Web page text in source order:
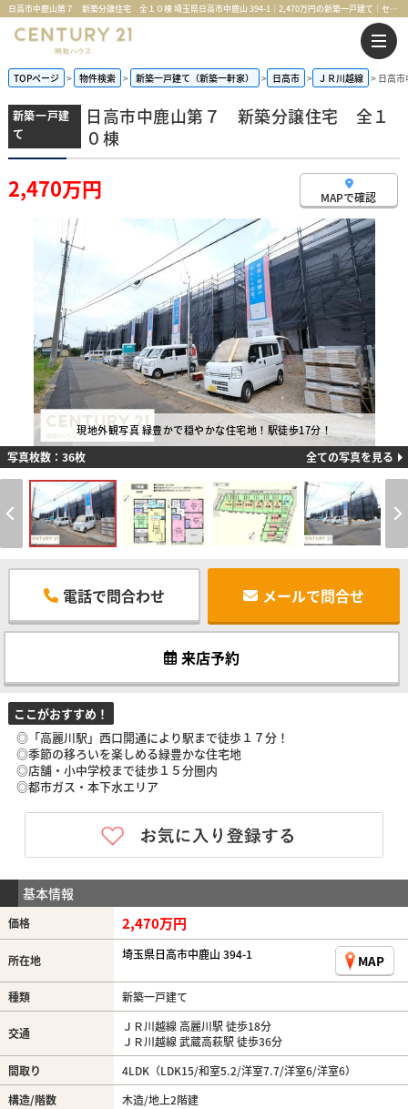
日高市中鹿山第７ 新築分譲住宅 全１０棟 埼玉県日高市中鹿山 394-1｜2,470万円の新築一戸建て｜センチュリー21明和ハウス
TOPページ 物件検索 新築一戸建て（新築一軒家） 日高市 ＪＲ川越線 日高
新築一戸建
て
日高市中鹿山第７ 新築分譲住宅 全１
０棟
2,470万円 MAPで確認
現地外観写真 緑豊かで穏やかな住宅地！駅徒歩17分！
写真枚数：36枚 全ての写真を見る
電話で問合わせ メールで問合せ
来店予約
ここがおすすめ！
◎「高麗川駅」西口開通により駅まで徒歩１７分！
◎季節の移ろいを楽しめる緑豊かな住宅地
◎店舗・小中学校まで徒歩１５分圏内
◎都市ガス・本下水エリア
基本情報
価格 2,470万円
所在地 埼玉県日高市中鹿山 394-1 MAP
種類 新築一戸建て
交通
ＪＲ川越線 高麗川駅 徒歩18分
ＪＲ川越線 武蔵高萩駅 徒歩36分
間取り
4LDK（LDK15/和室5.2/洋室7.7/洋室6/洋室6）
構造/階数
木造/地上2階建